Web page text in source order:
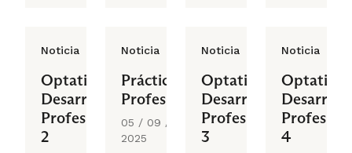
Noticia
Optativo
Desarrollo
Profesional
2
Noticia
Práctica
Profesional
05 / 09 /
2025
Noticia
Optativo
Desarrollo
Profesional
3
Noticia
Optativo
Desarrollo
4